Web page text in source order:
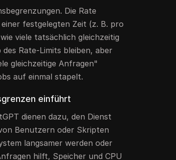
Die Rate
festgelegten Zeit (z. B. pro
viele tatsächlich gleichzeitig
Rate-Limits bleiben, aber
gleichzeitige Anfragen"
auf einmal stapelt.
einführt
dienen dazu, den Dienst
Benutzern oder Skripten
langsamer werden oder
hilft, Speicher und CPU